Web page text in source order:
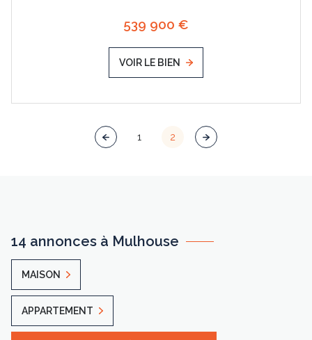
539 900 €
VOIR LE BIEN
1 2
14 annonces à Mulhouse
MAISON
APPARTEMENT